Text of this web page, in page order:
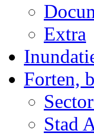
Extra
Forten,
Stad